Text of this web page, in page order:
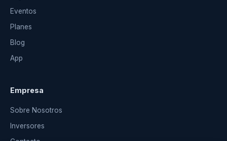
Eventos
Planes
Blog
App
Empresa
Sobre Nosotros
Inversores